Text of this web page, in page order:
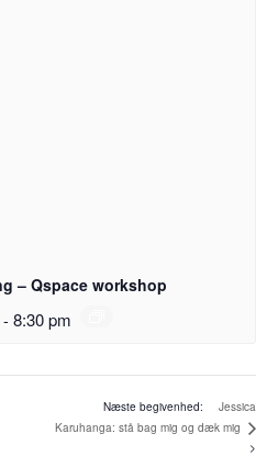
– Qspace workshop
- 8:30 pm
Jessica
Karuhanga: stå bag mig og dæk mig